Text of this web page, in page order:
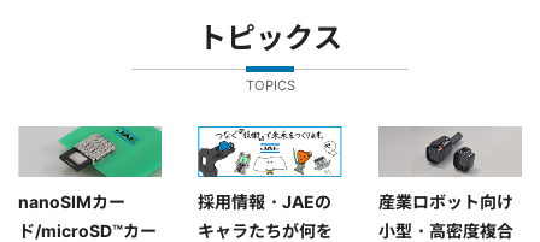
トピックス
TOPICS
nanoSIMカー
ド/microSD™カー
採用情報・JAEの
キャラたちが何を
産業ロボット向け
小型・高密度複合